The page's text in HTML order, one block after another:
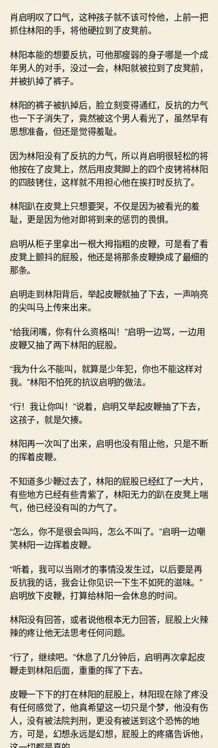
肖启明叹了口气，这种孩子就不该可怜他，上前一把
抓住林阳的手，将他硬拉到了皮凳前。
林阳本能的想要反抗，可他那瘦弱的身子哪是一个成
年男人的对手，没过一会，林阳就被拉到了皮凳前，
并被扒掉了裤子。
林阳的裤子被扒掉后，脸立刻变得通红，反抗的力气
也一下子消失了，竟然被这个男人看光了，虽然早有
思想准备，但还是觉得羞耻。
因为林阳没有了反抗的力气，所以肖启明很轻松的将
他按在了皮凳上，然后用皮凳脚上的四个皮铐将林阳
的四肢铐住，这样就不用担心他在挨打时反抗了。
林阳趴在皮凳上只想要哭，不仅是因为被看光的羞
耻，更是因为他对即将到来的惩罚的畏惧。
启明从柜子里拿出一根大拇指粗的皮鞭，可是看了看
皮凳上颤抖的屁股，他还是将那条皮鞭换成了最细的
那条。
启明走到林阳背后，举起皮鞭就抽了下去，一声响亮
的尖叫马上传来出来。
“给我闭嘴，你有什么资格叫！”启明一边骂，一边用
皮鞭又抽了两下林阳的屁股。
“我为什么不能叫，就算是少年犯，你也不能这样对
我。”林阳不怕死的抗议启明的做法。
“行！我让你叫！”说着，启明又举起皮鞭抽了下去，
这孩子，就是欠揍。
林阳再一次叫了出来，启明也没有阻止他，只是不断
的挥着皮鞭。
不知道多少鞭过去了，林阳的屁股已经红了一大片，
有些地方已经有些青紫了，林阳无力的趴在皮凳上喘
气，他已经没有叫的力气了。
“怎么，你不是很会叫吗，怎么不叫了。”启明一边嘲
笑林阳一边挥着皮鞭。
“听着，我可以当刚才的事情没发生过，以后要是再
反抗我的话，我会让你见识一下生不如死的滋味。”
启明放下皮鞭，打算给林阳一会休息的时间。
林阳没有回答，或者说他根本无力回答，屁股上火辣
辣的疼让他无法思考任何问题。
“行了，继续吧。”休息了几分钟后，启明再次拿起皮
鞭走到林阳后面，重重的挥了下去。
皮鞭一下下的打在林阳的屁股上，林阳现在除了疼没
有任何感觉了，他真希望这一切只是个梦，他没有伤
人，没有被法院判刑，更没有被送到这个恐怖的地
方，可是，幻想永远是幻想，屁股上的疼痛告诉他，